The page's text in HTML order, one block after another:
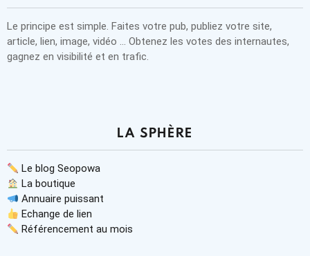
Le principe est simple. Faites votre pub, publiez votre site,
article, lien, image, vidéo … Obtenez les votes des internautes,
gagnez en visibilité et en trafic.
LA SPHÈRE
Le blog Seopowa
La boutique
Annuaire puissant
Echange de lien
Référencement au mois